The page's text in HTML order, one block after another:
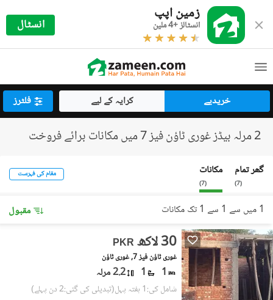
زمین اپپ
انسٹالز +4 ملین انسٹال
خریدیے کرایہ کے لیے فلٹرز
2 مرلہ بیڈز غوری ٹاؤن فیز 7 میں مکانات برائے فروخت
گھر تمام
(
7
)
مکانات
(
7
)
مقام کی فہرست
1 میں سے 1 سے 1 تک مکانات مقبول
PKR 30 لاکھ
غوری ٹاؤن فیز 7, غوری ٹاؤن
1
1 2.2 مرلہ
شامل کی:1 ہفتہ پہل (تبدیلی کی گئی:2 دن پہلے)